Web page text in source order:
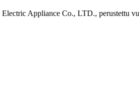
Appliance Co., LTD., perustettu